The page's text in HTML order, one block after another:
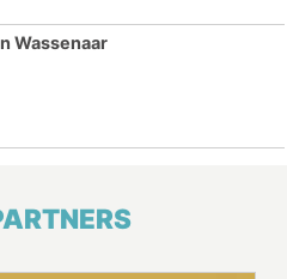
Wassenaar